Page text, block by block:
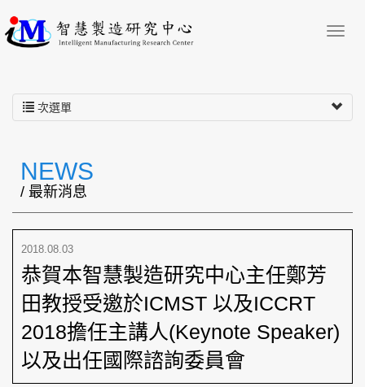
次選單
NEWS
/ 最新消息
2018.08.03
恭賀本智慧製造研究中心主任鄭芳
田教授受邀於ICMST 以及ICCRT
2018擔任主講人(Keynote Speaker)
以及出任國際諮詢委員會